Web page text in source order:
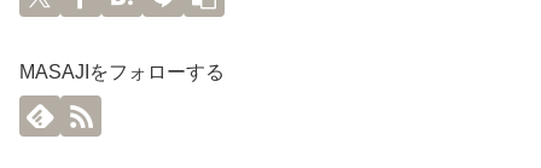
MASAJIをフォローする